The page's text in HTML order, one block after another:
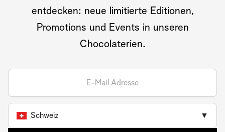
entdecken: neue limitierte Editionen,
Promotions und Events in unseren
Chocolaterien.
Schweiz ▼